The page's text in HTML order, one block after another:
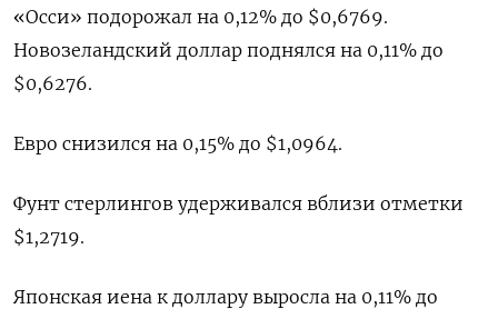
«Осси» подорожал на 0,12% до $0,6769​.
Новозеландский доллар поднялся на 0,11% до
$0,6276​.
Евро снизился на 0,15% до $1,0964​.
Фунт стерлингов удерживался вблизи отметки
$1,2719​.
Японская иена к доллару выросла на 0,11%​ до